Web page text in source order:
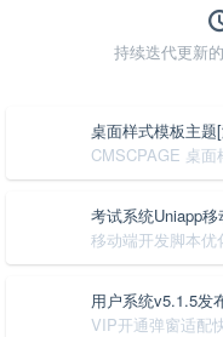
持续迭代更新
桌面样式模板主
CMSCPAGE 桌面
考试系统Uniapp
移动端开发脚本优
用户系统v5.1.5发
VIP开通弹窗适配